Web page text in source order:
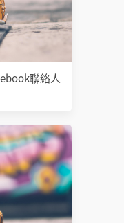
聯絡人